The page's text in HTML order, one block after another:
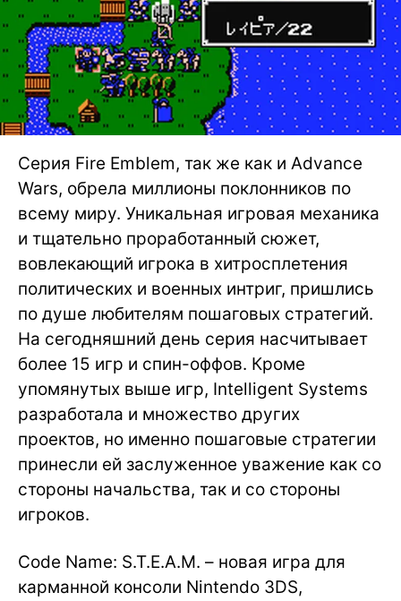
Серия Fire Emblem, так же как и Advance
Wars, обрела миллионы поклонников по
всему миру. Уникальная игровая механика
и тщательно проработанный сюжет,
вовлекающий игрока в хитросплетения
политических и военных интриг, пришлись
по душе любителям пошаговых стратегий.
На сегодняшний день серия насчитывает
более 15 игр и спин-оффов. Кроме
упомянутых выше игр, Intelligent Systems
разработала и множество других
проектов, но именно пошаговые стратегии
принесли ей заслуженное уважение как со
стороны начальства, так и со стороны
игроков.
Code Name: S.T.E.A.M. – новая игра для
карманной консоли Nintendo 3DS,